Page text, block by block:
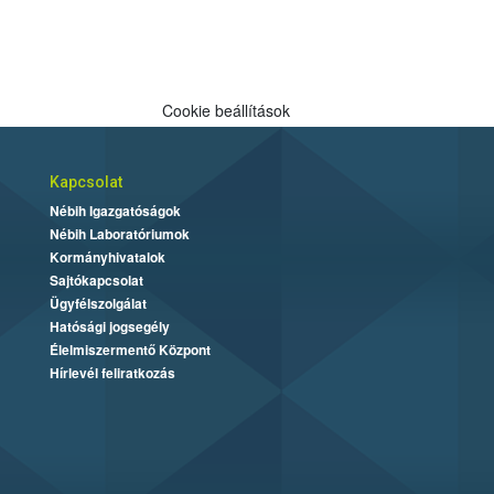
Cookie beállítások
Kapcsolat
Nébih Igazgatóságok
Nébih Laboratóriumok
Kormányhivatalok
Sajtókapcsolat
Ügyfélszolgálat
Hatósági jogsegély
Élelmiszermentő Központ
Hírlevél feliratkozás